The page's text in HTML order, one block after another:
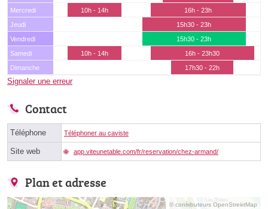
Mercredi
10h - 14h
16h - 23h
Jeudi
15h30 - 23h
Vendredi
15h30 - 23h
Samedi
10h - 14h
16h - 23h30
Dimanche
17h30 - 22h
Signaler une erreur
Contact
Téléphone Téléphoner au caviste
Site web app.viteunetable.com/fr/reservation/chez-armand/
Plan et adresse
© contributeurs OpenStreetMap